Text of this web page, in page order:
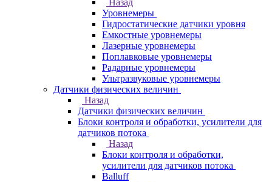
Назад
Уровнемеры
Гидростатические датчики уровня
Емкостные уровнемеры
Лазерные уровнемеры
Поплавковые уровнемеры
Радарные уровнемеры
Ультразвуковые уровнемеры
Датчики физических величин
Назад
Датчики физических величин
Блоки контроля и обработки, усилители для
датчиков потока
Назад
Блоки контроля и обработки,
усилители для датчиков потока
Balluff